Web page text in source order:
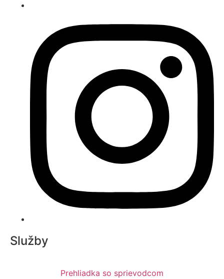
Služby
Prehliadka so sprievodcom